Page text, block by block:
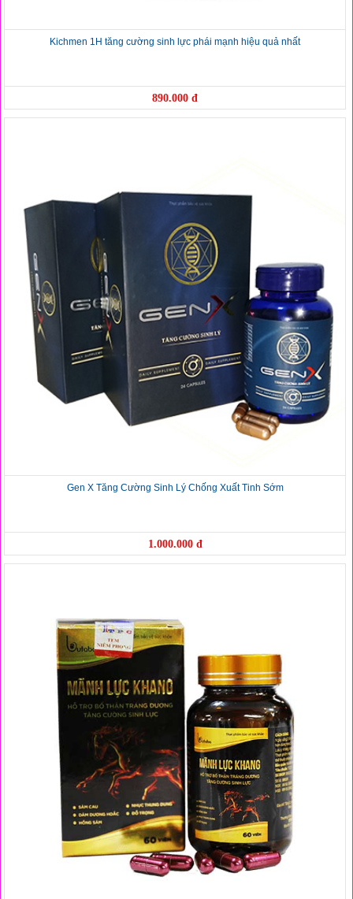
Kichmen 1H tăng cường sinh lực phái mạnh hiệu quả nhất
890.000 đ
Gen X Tăng Cường Sinh Lý Chống Xuất Tinh Sớm
1.000.000 đ